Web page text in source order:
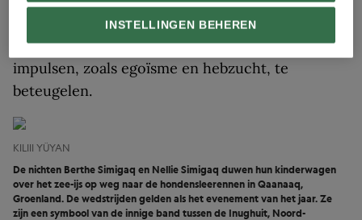
landbeheerders en hebben allerlei sociale
structuren ontwikkeld om onze destructieve
impulsen, zoals egoïsme en hebzucht, te
beteugelen.
KILIII YÜYAN
De nichten Berthe Simigaq en Nellie Simigaq duwen hun kinderwagen
over het zee-ijs op weg naar de hondensleerennen in Qaanaaq,
Groenland. De wedstrijden gelden als het evenement van het jaar. Ze
zijn een symbool van de innige band tussen de Inughuit, Noord-
INSTELLINGEN BEHEREN